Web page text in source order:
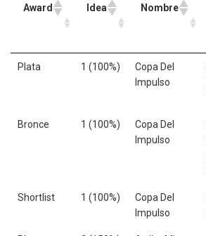
Award Idea Nombre
Plata 1 (100%)
Copa Del
Impulso
Bronce 1 (100%)
Copa Del
Impulso
Shortlist 1 (100%)
Copa Del
Impulso